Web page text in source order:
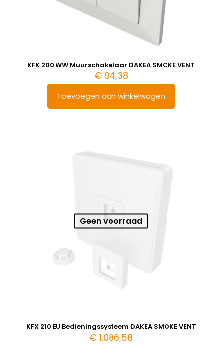
KFK 200 WW Muurschakelaar DAKEA SMOKE VENT
€94,38
Toevoegen aan winkelwagen
Geen voorraad
KFX 210 EU Bedieningssysteem DAKEA SMOKE VENT
€ 1.086,58